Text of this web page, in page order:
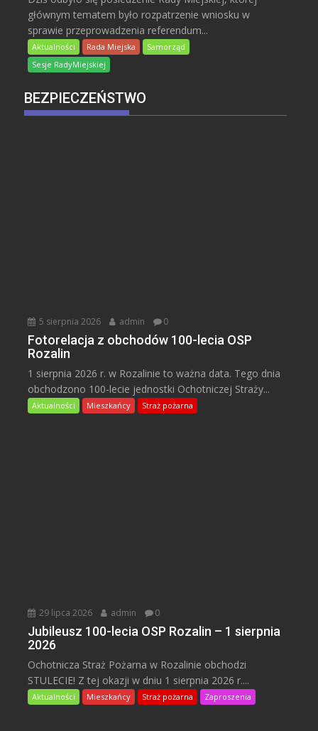
głównym tematem było rozpatrzenie wniosku w
sprawie przeprowadzenia referendum...
Aktualności Rada Miejska
Samorząd
Sesje RadyMiejskiej
BEZPIECZEŃSTWO
5 sierpnia 2026 admin 0
Fotorelacja z obchodów 100-lecia OSP
Rozalin
1 sierpnia 2026 r. w Rozalinie to ważna data. Tego dnia
obchodzono 100-lecie jednostki Ochotniczej Straży...
Aktualności Mieszkańcy Straż pożarna
29 lipca 2026 admin 0
Jubileusz 100-lecia OSP Rozalin – 1 sierpnia
2026
Ochotnicza Straż Pożarna w Rozalinie obchodzi
STULECIE! Z tej okazji w dniu 1 sierpnia 2026 r....
Aktualności Mieszkańcy Straż pożarna Zaproszenia